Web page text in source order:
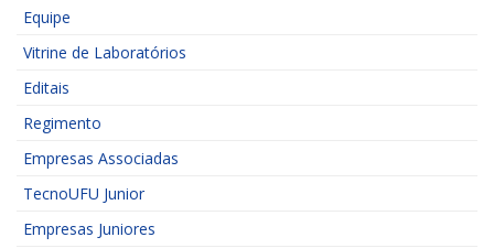
Equipe
Vitrine de Laboratórios
Editais
Regimento
Empresas Associadas
TecnoUFU Junior
Empresas Juniores